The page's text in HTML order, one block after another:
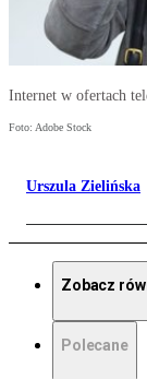
Internet w ofertach
Foto: Adobe Stock
Urszula Zielińska
Zobacz
Polecane